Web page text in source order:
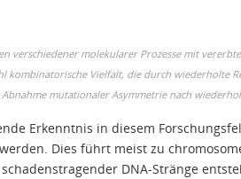
verschiedener molekularer Prozesse mit
kombinatorische Vielfalt, die durch wiederholte
mutationaler Asymmetrie nach
Erkenntnis in diesem
Dies führt meist zu
DNA-Stränge